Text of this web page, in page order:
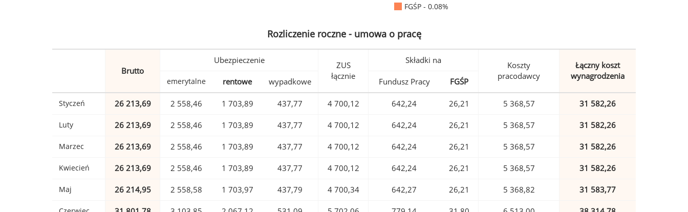
FGŚP - 0.08%
Rozliczenie roczne - umowa o pracę
Brutto
Ubezpieczenie
ZUS
łącznie
Składki na
Koszty
pracodawcy
Łączny koszt
wynagrodzenia
emerytalne rentowe wypadkowe Fundusz Pracy FGŚP
Styczeń 26 213,69 2 558,46 1 703,89 437,77 4 700,12 642,24 26,21 5 368,57 31 582,26
Luty 26 213,69 2 558,46 1 703,89 437,77 4 700,12 642,24 26,21 5 368,57 31 582,26
Marzec 26 213,69 2 558,46 1 703,89 437,77 4 700,12 642,24 26,21 5 368,57 31 582,26
Kwiecień 26 213,69 2 558,46 1 703,89 437,77 4 700,12 642,24 26,21 5 368,57 31 582,26
Maj 26 214,95 2 558,58 1 703,97 437,79 4 700,34 642,27 26,21 5 368,82 31 583,77